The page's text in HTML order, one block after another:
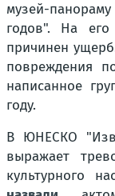
музей-
годов". На
причинен
повреждения
написанное
году.
В ЮНЕСКО
выражает
культурного